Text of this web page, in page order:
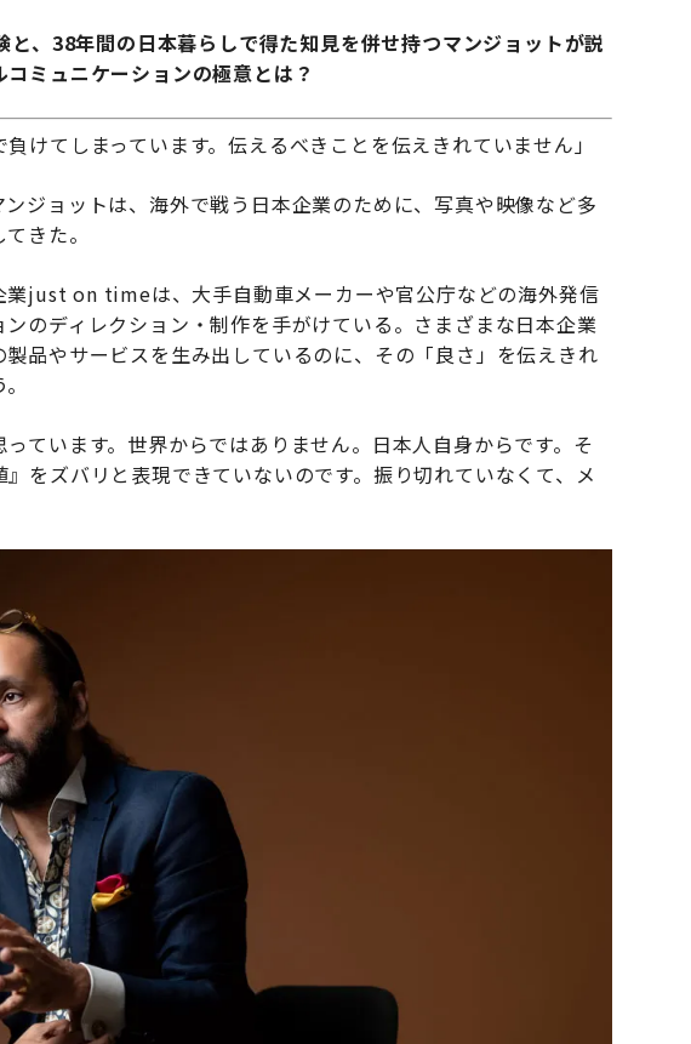
、38年間の日本暮らしで得た知見を併せ持つマンジョットが説
ミュニケーションの極意とは？
けてしまっています。伝えるべきことを伝えきれていません」
ジョットは、海外で戦う日本企業のために、写真や映像など多
きた。
業just on timeは、大手自動車メーカーや官公庁などの海外発信
のディレクション・制作を手がけている。さまざまな日本企業
品やサービスを生み出しているのに、その「良さ」を伝えきれ
ています。世界からではありません。日本人自身からです。そ
をズバリと表現できていないのです。振り切れていなくて、メ